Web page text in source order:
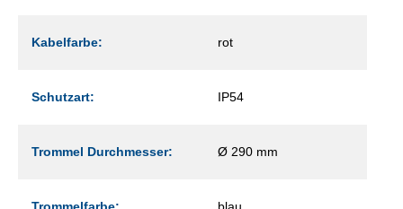
Kabelfarbe: rot
Schutzart: IP54
Trommel Durchmesser: Ø 290 mm
Trommelfarbe: blau